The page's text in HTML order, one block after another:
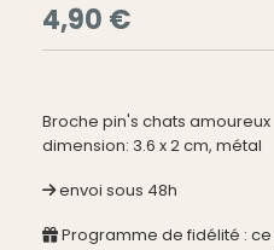
4,90 €
Broche pin's chats amoureux
dimension: 3.6 x 2 cm, métal
envoi sous 48h
Programme de fidélité :